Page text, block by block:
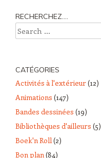
RECHERCHEZ….
Search
CATÉGORIES
Activités à l'extérieur(12)
Animations (147)
Bandes dessinées (19)
Bibliothèques d'ailleurs (5)
Boek'n Roll(2)
Bon plan(84)